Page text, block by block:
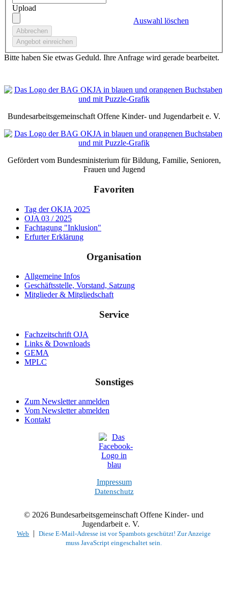
Upload
Auswahl löschen
Bitte haben Sie etwas Geduld. Ihre Anfrage wird gerade bearbeitet.
Bundesarbeitsgemeinschaft Offene Kinder- und Jugendarbeit e. V.
Gefördert vom Bundesministerium für Bildung, Familie, Senioren,
Frauen und Jugend
Favoriten
Tag der OKJA 2025
OJA 03 / 2025
Fachtagung "Inklusion"
Erfurter Erklärung
Organisation
Allgemeine Infos
Geschäftsstelle, Vorstand, Satzung
Mitglieder & Mitgliedschaft
Service
Fachzeitschrift OJA
Links & Downloads
GEMA
MPLC
Sonstiges
Zum Newsletter anmelden
Vom Newsletter abmelden
Kontakt
Impressum
Datenschutz
© 2026 Bundesarbeitsgemeinschaft Offene Kinder- und
Jugendarbeit e. V.
Web |Diese E-Mail-Adresse ist vor Spambots geschützt! Zur Anzeige
muss JavaScript eingeschaltet sein.